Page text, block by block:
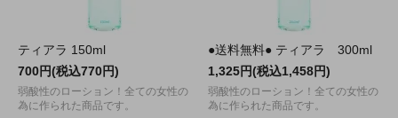
ティアラ 150ml
700円(税込770円)
弱酸性のローション！全ての女性の
為に作られた商品です。
●送料無料● ティアラ 300ml
1,325円(税込1,458円)
弱酸性のローション！全ての女性の
為に作られた商品です。